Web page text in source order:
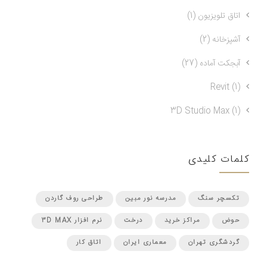
اتاق تلویزیون (1)
آشپزخانه (2)
آبجکت آماده (27)
Revit (1)
3D Studio Max (1)
کلمات کلیدی
تکسچر سنگ مدرسه نور مبین طراحی روف گاردن
حوض مراکز خرید درخت نرم افزار 3D MAX
گردشگری تهران معماری ایران اتاق كار